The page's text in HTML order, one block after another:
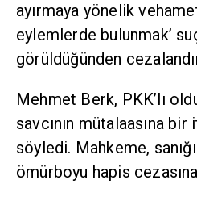
ayırmaya yönelik
eylemlerde bulunmak’
görüldüğünden
Mehmet Berk, PKK’lı
savcının mütalaasına bir
söyledi. Mahkeme, sanığı
ömürboyu hapis